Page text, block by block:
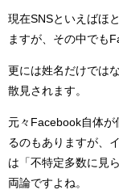
現在SNSといえばほ
ますが、その中でも
更には姓名だけでは
散見されます。
元々Facebook自体が
るのもありますが、
は「不特定多数に見
両論ですよね。